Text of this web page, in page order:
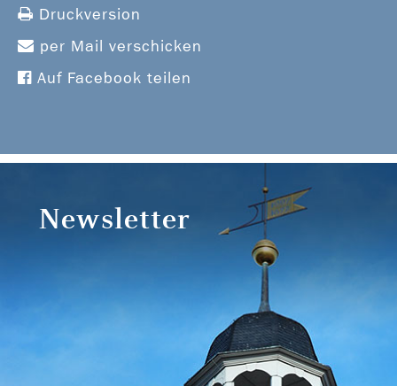
Druckversion
per Mail verschicken
Auf Facebook teilen
Newsletter